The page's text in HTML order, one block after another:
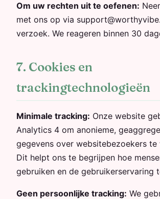
Om uw rechten uit te oefenen:
met ons op via
verzoek. We reageren binnen 30
7. Cookies en
trackingtechnologieën
Minimale tracking: Onze website
Analytics 4 om anonieme,
gegevens over websitebezoekers te
Dit helpt ons te begrijpen hoe
gebruiken en de gebruikerservaring
Geen persoonlijke tracking: We